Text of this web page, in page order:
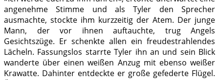
angenehme Stimme und als Tyler den Sprecher
ausmachte, stockte ihm kurzzeitig der Atem. Der junge
Mann, der vor ihnen auftauchte, trug Angels
Gesichtszüge. Er schenkte allen ein freudestrahlendes
Lächeln. Fassungslos starrte Tyler ihn an und sein Blick
wanderte über einen weißen Anzug mit ebenso weißer
Krawatte. Dahinter entdeckte er große gefederte Flügel.